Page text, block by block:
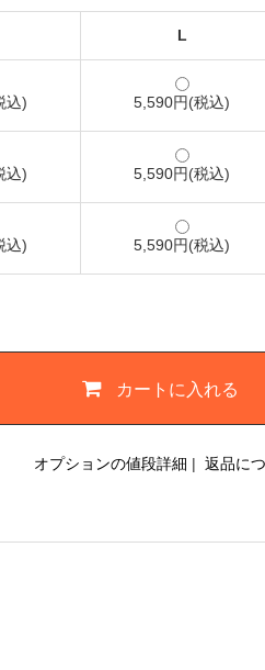
L
込) 5,590円(税込)
込) 5,590円(税込)
込) 5,590円(税込)
カートに入れる
オプションの値段詳細 | 返品に